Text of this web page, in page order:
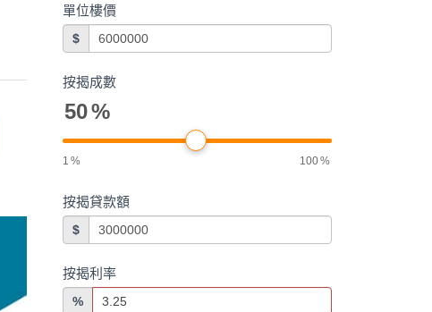
單位樓價
$
按揭成數
50%
1 % 100%
按揭貸款額
$
按揭利率
%